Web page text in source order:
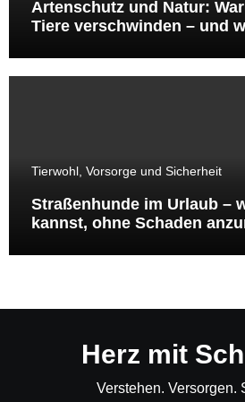
Artenschutz und Natur:
Tiere verschwinden – und
Tierwohl, Vorsorge und Sicherheit
Straßenhunde im Urlaub –
kannst, ohne Schaden
Herz mit
Verstehen. Versorgen.